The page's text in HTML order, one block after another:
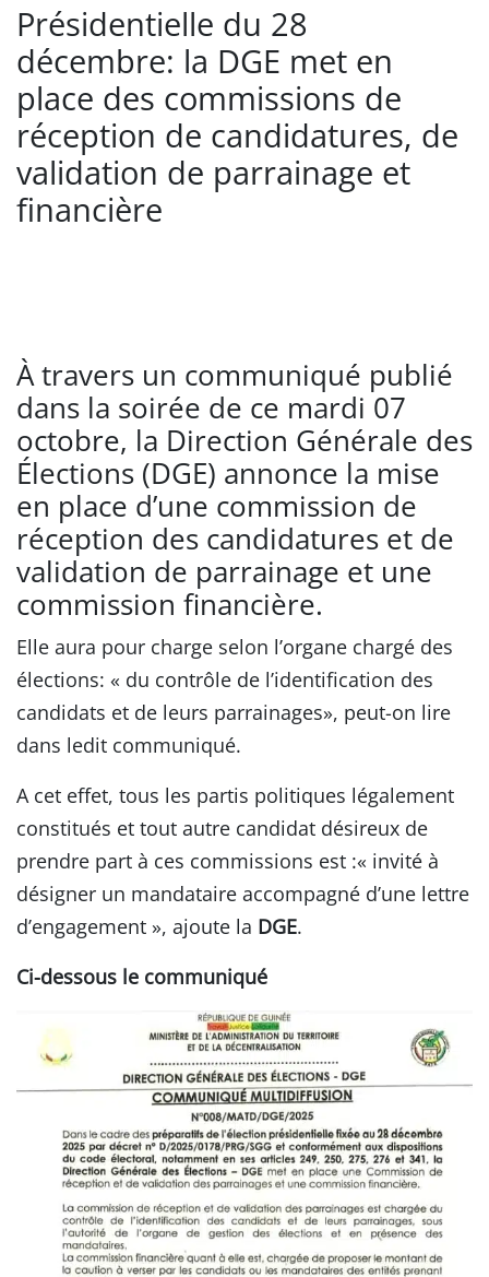
Présidentielle du 28
décembre: la DGE met en
place des commissions de
réception de candidatures, de
validation de parrainage et
financière
À travers un communiqué publié
dans la soirée de ce mardi 07
octobre, la Direction Générale des
Élections (DGE) annonce la mise
en place d’une commission de
réception des candidatures et de
validation de parrainage et une
commission financière.
Elle aura pour charge selon l’organe chargé des
élections: « du contrôle de l’identification des
candidats et de leurs parrainages», peut-on lire
dans ledit communiqué.
A cet effet, tous les partis politiques légalement
constitués et tout autre candidat désireux de
prendre part à ces commissions est :« invité à
désigner un mandataire accompagné d’une lettre
d’engagement », ajoute la DGE.
Ci-dessous le communiqué